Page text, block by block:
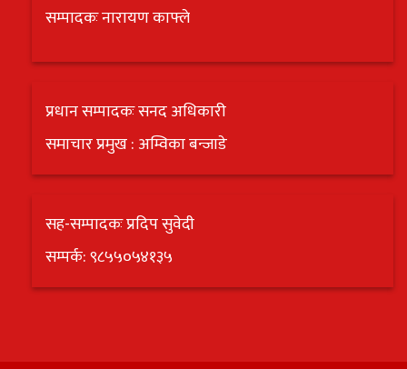
सम्पादकः नारायण काफ्ले
प्रधान सम्पादकः सनद अधिकारी
समाचार प्रमुख : अम्विका बन्जाडे
सह-सम्पादकः प्रदिप सुवेदी
सम्पर्क: ९८५५०५४१३५